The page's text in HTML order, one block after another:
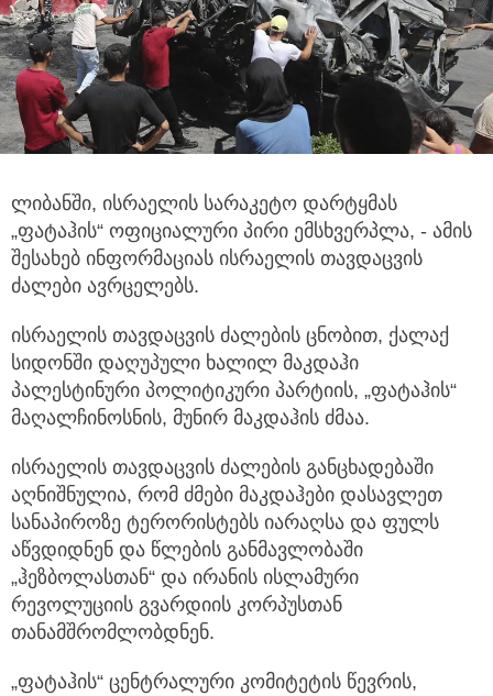
ლიბანში, ისრაელის სარაკეტო დარტყმას
„ფატაჰის“ ოფიციალური პირი ემსხვერპლა, - ამის
შესახებ ინფორმაციას ისრაელის თავდაცვის
ძალები ავრცელებს.
ისრაელის თავდაცვის ძალების ცნობით, ქალაქ
სიდონში დაღუპული ხალილ მაკდაჰი
პალესტინური პოლიტიკური პარტიის, „ფატაჰის“
მაღალჩინოსნის, მუნირ მაკდაჰის ძმაა.
ისრაელის თავდაცვის ძალების განცხადებაში
აღნიშნულია, რომ ძმები მაკდაჰები დასავლეთ
სანაპიროზე ტერორისტებს იარაღსა და ფულს
აწვდიდნენ და წლების განმავლობაში
„ჰეზბოლასთან“ და ირანის ისლამური
რევოლუციის გვარდიის კორპუსთან
თანამშრომლობდნენ.
„ფატაჰის“ ცენტრალური კომიტეტის წევრის,